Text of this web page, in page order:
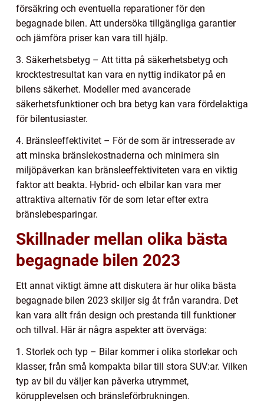
försäkring och eventuella reparationer för den
begagnade bilen. Att undersöka tillgängliga garantier
och jämföra priser kan vara till hjälp.
3. Säkerhetsbetyg – Att titta på säkerhetsbetyg och
krocktestresultat kan vara en nyttig indikator på en
bilens säkerhet. Modeller med avancerade
säkerhetsfunktioner och bra betyg kan vara fördelaktiga
för bilentusiaster.
4. Bränsleeffektivitet – För de som är intresserade av
att minska bränslekostnaderna och minimera sin
miljöpåverkan kan bränsleeffektiviteten vara en viktig
faktor att beakta. Hybrid- och elbilar kan vara mer
attraktiva alternativ för de som letar efter extra
bränslebesparingar.
Skillnader mellan olika bästa
begagnade bilen 2023
Ett annat viktigt ämne att diskutera är hur olika bästa
begagnade bilen 2023 skiljer sig åt från varandra. Det
kan vara allt från design och prestanda till funktioner
och tillval. Här är några aspekter att överväga:
1. Storlek och typ – Bilar kommer i olika storlekar och
klasser, från små kompakta bilar till stora SUV:ar. Vilken
typ av bil du väljer kan påverka utrymmet,
körupplevelsen och bränsleförbrukningen.